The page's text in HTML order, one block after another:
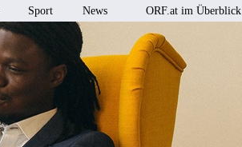
Sport News ORF.at im Überblick